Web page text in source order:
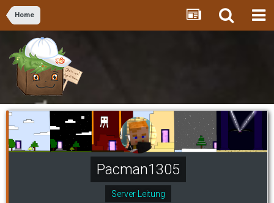
Home
Pacman1305
Server Leitung